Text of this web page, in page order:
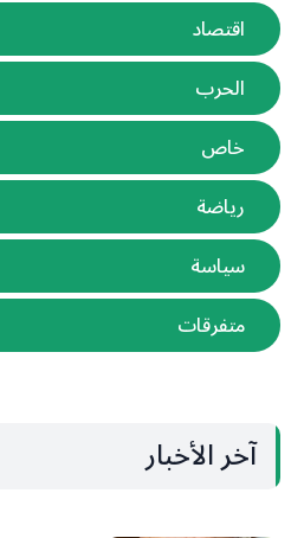
اقتصاد
الحرب
خاص
رياضة
سياسة
متفرقات
آخر الأخبار